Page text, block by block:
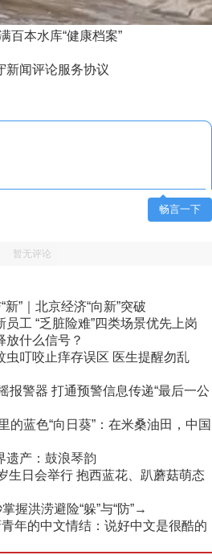
百本水库“健康档案”
新闻评论服务协议
畅言一下
暂无评论
”｜北京经济“向新”突破
工 “乏脏险难”四类场景优先上岗
放什么信号？
虫叮咬止痒存误区 医生提醒勿乱
报警器 打通预警信息传递“最后一公
的蓝色“向日葵”：在米桑油田，中国
遗产：鼓浪琴韵
生日会举行 抱西蓝花、趴蘑菇萌态
握洪涝避险“躲”与“防”→
年的中文情结：说好中文是很酷的